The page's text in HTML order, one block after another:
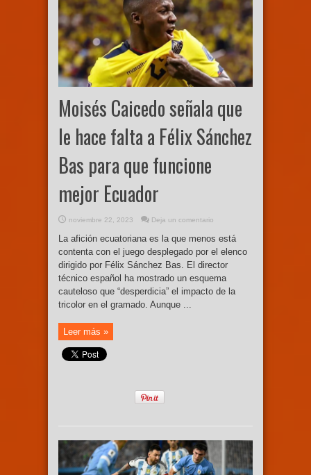
Moisés Caicedo señala que
le hace falta a Félix Sánchez
Bas para que funcione
mejor Ecuador
noviembre 22, 2023 Deja un comentario
La afición ecuatoriana es la que menos está
contenta con el juego desplegado por el elenco
dirigido por Félix Sánchez Bas. El director
técnico español ha mostrado un esquema
cauteloso que “desperdicia” el impacto de la
tricolor en el gramado. Aunque ...
Leer más »